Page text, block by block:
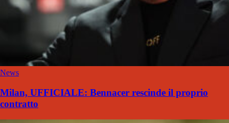
News
Milan, UFFICIALE: Bennacer rescinde il proprio
contratto